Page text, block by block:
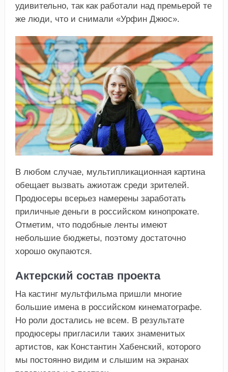
удивительно, так как работали над премьерой те
же люди, что и снимали «Урфин Джюс».
В любом случае, мультипликационная картина
обещает вызвать ажиотаж среди зрителей.
Продюсеры всерьез намерены заработать
приличные деньги в российском кинопрокате.
Отметим, что подобные ленты имеют
небольшие бюджеты, поэтому достаточно
хорошо окупаются.
Актерский состав проекта
На кастинг мультфильма пришли многие
большие имена в российском кинематографе.
Но роли достались не всем. В результате
продюсеры пригласили таких знаменитых
артистов, как Константин Хабенский, которого
мы постоянно видим и слышим на экранах